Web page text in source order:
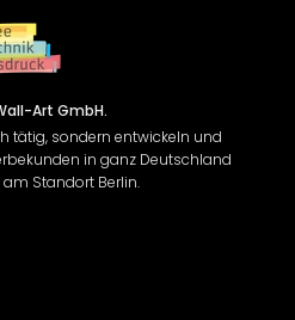
Art GmbH.
tätig, sondern entwickeln und
in ganz Deutschland
Standort Berlin.